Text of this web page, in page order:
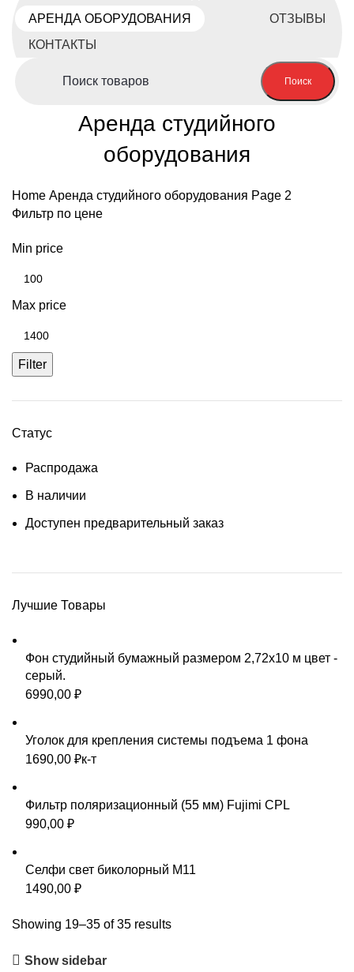
АРЕНДА ОБОРУДОВАНИЯ
ОТЗЫВЫ
КОНТАКТЫ
Поиск
Аренда студийного
оборудования
Home Аренда студийного оборудования Page 2
Фильтр по цене
Min price
Max price
Filter
Статус
Распродажа
В наличии
Доступен предварительный заказ
Лучшие Товары
Фон студийный бумажный размером 2,72х10 м цвет -
серый.
6990,00 ₽
Уголок для крепления системы подъема 1 фона
1690,00 ₽к-т
Фильтр поляризационный (55 мм) Fujimi CPL
990,00 ₽
Селфи свет биколорный М11
1490,00 ₽
Showing 19–35 of 35 results
Show sidebar